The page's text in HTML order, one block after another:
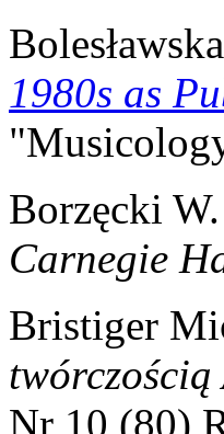
1980s as
Borzęcki W.
Carnegie
Bristiger
Nr 10 (80)